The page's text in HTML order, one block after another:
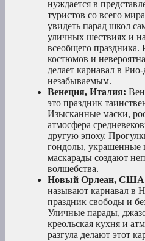
нуждается в
туристов со всего
увидеть парад школ
уличных шествиях и
всеобщего
костюмов и
делает карнавал в
незабываемым.
Венеция, Италия:
это праздник
Изысканные маски,
атмосфера
другую эпоху.
гондолы, украшенные
маскарады создают
волшебства.
Новый Орлеан,
называют карнавал в
праздник свободы и
Уличные парады,
креольская кухня и
разгула делают этот